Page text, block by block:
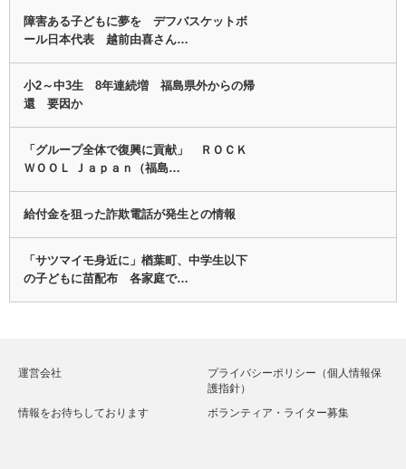
障害ある子どもに夢を デフバスケットボ
ール日本代表 越前由喜さん…
小2～中3生 8年連続増 福島県外からの帰
還 要因か
「グループ全体で復興に貢献」 ＲＯＣＫ
ＷＯＯＬ Ｊａｐａｎ（福島…
給付金を狙った詐欺電話が発生との情報
「サツマイモ身近に」楢葉町、中学生以下
の子どもに苗配布 各家庭で…
運営会社
プライバシーポリシー（個人情報保
護指針）
情報をお待ちしております
ボランティア・ライター募集